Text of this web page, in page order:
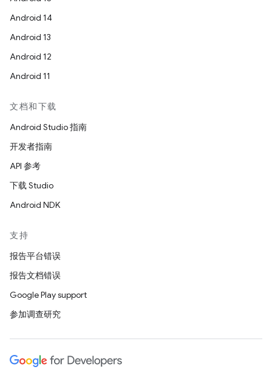
Android 14
Android 13
Android 12
Android 11
文档和下载
Android Studio 指南
开发者指南
API 参考
下载 Studio
Android NDK
支持
报告平台错误
报告文档错误
Google Play support
参加调查研究